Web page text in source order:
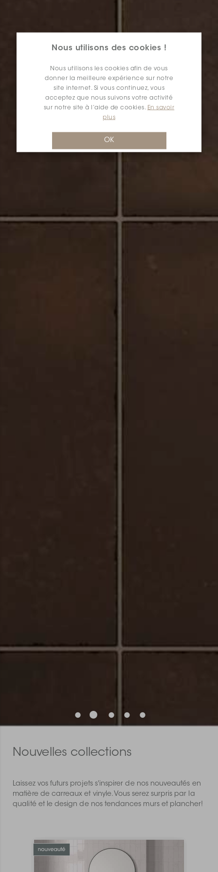
Nous utilisons des cookies !
Nous utilisons les cookies afin de vous
donner la meilleure expérience sur notre
site internet. Si vous continuez, vous
acceptez que nous suivons votre activité
sur notre site à l’aide de cookies. En savoir
plus
OK
Nouvelles collections
Laissez vos futurs projets s'inspirer de nos nouveautés en
matière de carreaux et vinyle. Vous serez surpris par la
qualité et le design de nos tendances murs et plancher!